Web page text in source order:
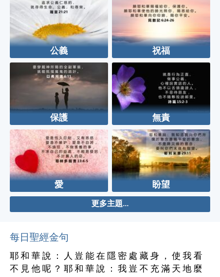
公義 祝福
保護 無責
愛 盼望
更多主題...
每日聖經金句
耶 和 華 說 ： 人 豈 能 在 隱 密 處 藏 身 ， 使 我 看
不 見 他 呢 ？ 耶 和 華 說 ： 我 豈 不 充 滿 天 地 麼